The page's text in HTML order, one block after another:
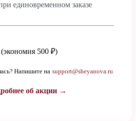
единовременном заказе
500 ₽)
Напишите на support@sheyanova.ru
об акции →